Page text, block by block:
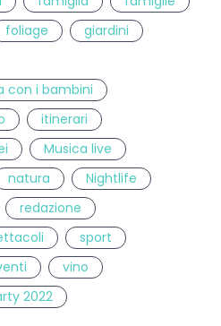
foliage
giardini
con i bambini
itinerari
Musica live
natura
Nightlife
redazione
sport
vino
2022